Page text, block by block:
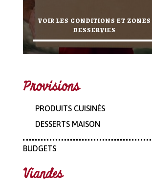
VOIR LES CONDITIONS ET ZONES
DESSERVIES
Provisions
PRODUITS CUISINÉS
DESSERTS MAISON
BUDGETS
Viandes